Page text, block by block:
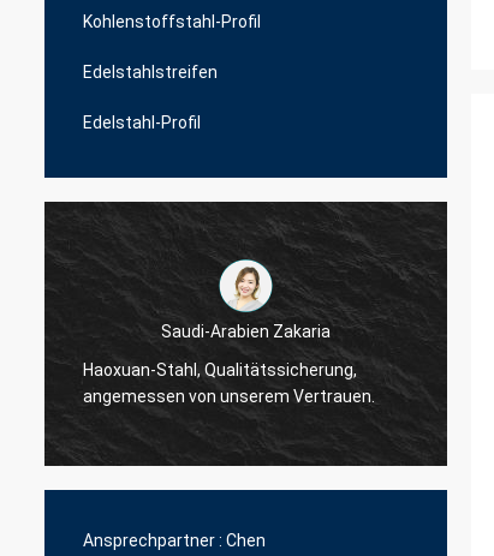
Kohlenstoffstahl-Profil
Edelstahlstreifen
Edelstahl-Profil
Saudi-Arabien Zakaria
Haoxuan-Stahl, Qualitätssicherung,
angemessen von unserem Vertrauen.
Ansprechpartner : Chen